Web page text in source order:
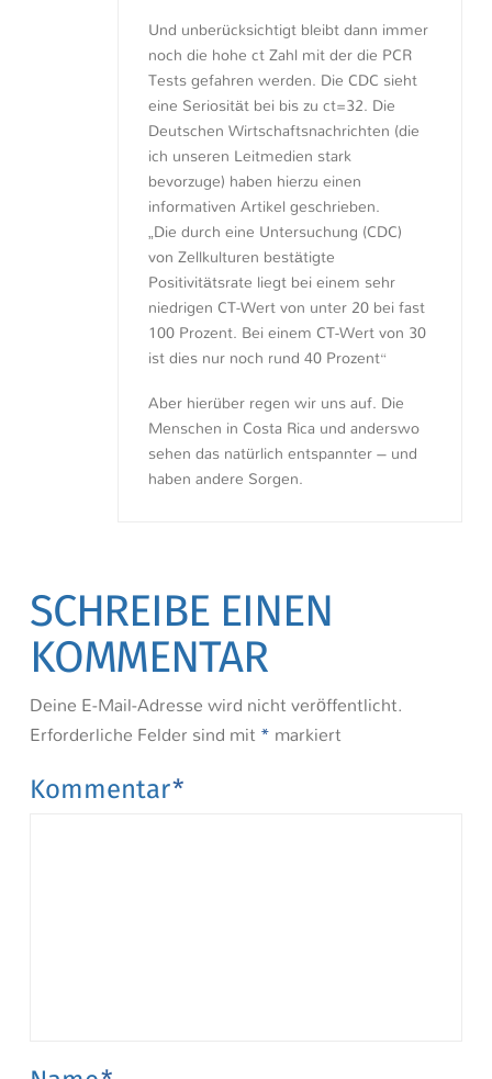
Und unberücksichtigt bleibt dann immer
noch die hohe ct Zahl mit der die PCR
Tests gefahren werden. Die CDC sieht
eine Seriosität bei bis zu ct=32. Die
Deutschen Wirtschaftsnachrichten (die
ich unseren Leitmedien stark
bevorzuge) haben hierzu einen
informativen Artikel geschrieben.
„Die durch eine Untersuchung (CDC)
von Zellkulturen bestätigte
Positivitätsrate liegt bei einem sehr
niedrigen CT-Wert von unter 20 bei fast
100 Prozent. Bei einem CT-Wert von 30
ist dies nur noch rund 40 Prozent“
Aber hierüber regen wir uns auf. Die
Menschen in Costa Rica und anderswo
sehen das natürlich entspannter – und
haben andere Sorgen.
SCHREIBE EINEN
KOMMENTAR
Deine E-Mail-Adresse wird nicht veröffentlicht.
Erforderliche Felder sind mit*markiert
Kommentar*